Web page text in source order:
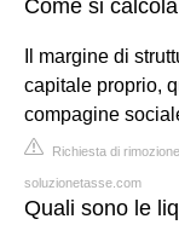
Come si
Il margine di
capitale proprio,
compagine
Richiesta di
soluzionetasse.com
Quali sono le